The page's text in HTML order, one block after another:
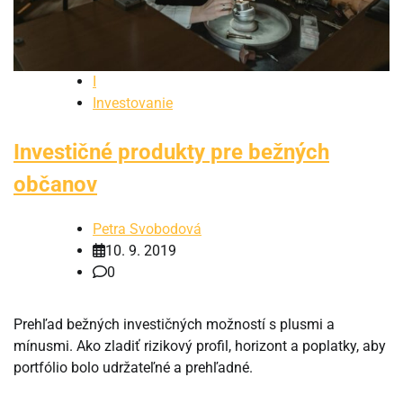
I
Investovanie
Investičné produkty pre bežných
občanov
Petra Svobodová
10. 9. 2019
0
Prehľad bežných investičných možností s plusmi a
mínusmi. Ako zladiť rizikový profil, horizont a poplatky, aby
portfólio bolo udržateľné a prehľadné.